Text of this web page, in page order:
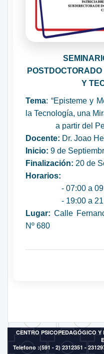
Y
Tema: “Episteme y
la Tecnología, una
a partir del
Docente: Dr. Joao
Inicio: 9 de
Finalización: 20 de
Horarios:
- 07:00 a
- 19:00 a
Lugar: Calle
Nº 680
CENTRO PSICOPEDAGÓGICO Y
Telefono :(591 - 2) 2312351 -